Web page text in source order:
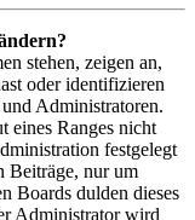
stehen, zeigen an,
oder identifizieren
Administratoren.
eines Ranges nicht
festgelegt
Beiträge, nur um
Boards dulden dieses
Administrator wird